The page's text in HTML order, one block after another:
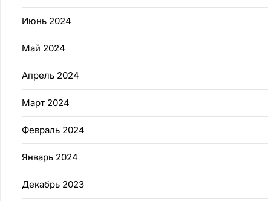
Июнь 2024
Май 2024
Апрель 2024
Март 2024
Февраль 2024
Январь 2024
Декабрь 2023